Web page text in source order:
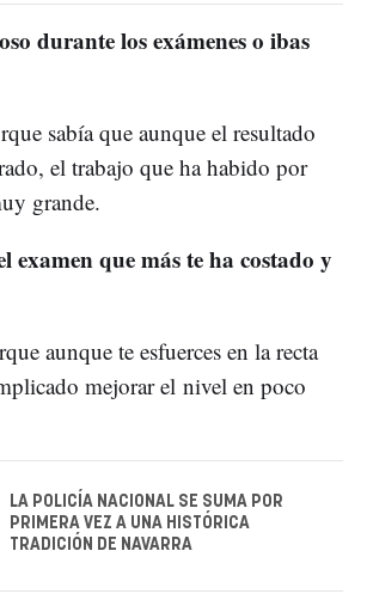
durante los exámenes o ibas
sabía que aunque el resultado
el trabajo que ha habido por
grande.
examen que más te ha costado y
aunque te esfuerces en la recta
mejorar el nivel en poco
LA POLICÍA NACIONAL SE SUMA POR
PRIMERA VEZ A UNA HISTÓRICA
TRADICIÓN DE NAVARRA